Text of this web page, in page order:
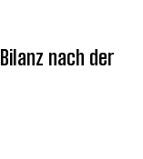
nach der